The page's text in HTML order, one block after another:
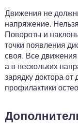
Движения не
напряжение.
Повороты и
точки появления
своя. Все
а в нескольких
зарядку доктора от
профилактики